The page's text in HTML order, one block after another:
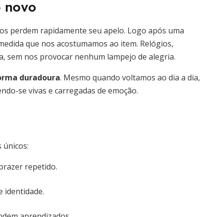
novo
perdem rapidamente seu apelo. Logo após uma
que nos acostumamos ao item. Relógios,
sem nos provocar nenhum lampejo de alegria.
duradoura. Mesmo quando voltamos ao dia a dia,
se vivas e carregadas de emoção.
únicos:
repetido.
identidade.